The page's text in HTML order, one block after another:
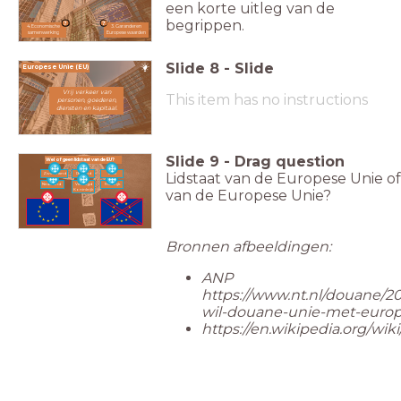
3. Garanderen
Europese waarden
4. Economische
samenwerking
een korte uitleg van de
begrippen.
Europese Unie (EU)
Vrij verkeer van
personen, goederen,
diensten en kapitaal.
Slide 8 - Slide
This item has no instructions
Wel of geen lidstaat van de EU?
Nederland
Rusland
Frankrijk
Verenigd
Koninkrijk
Zwitserland Italië
Slide 9 - Drag question
Lidstaat van de Europese Unie
van de Europese Unie?
Bronnen afbeeldingen:
ANP
https://www.nt.nl/douane/
wil-douane-unie-met-
https://en.wikipedia.org/